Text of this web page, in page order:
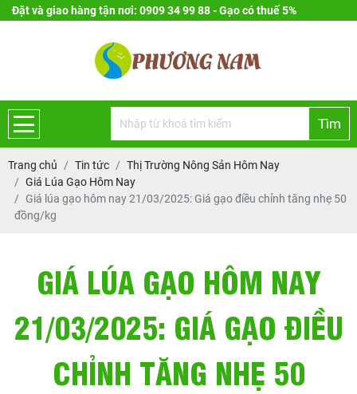
Đặt và giao hàng tận nơi: 0909 34 99 88 - Gạo có thuế 5%
Tìm
Trang chủ Tin tức
Thị Trường Nông Sản Hôm Nay
Giá Lúa Gạo Hôm Nay
Giá lúa gạo hôm nay 21/03/2025: Giá gạo điều chỉnh tăng nhẹ 50
đồng/kg
GIÁ LÚA GẠO HÔM NAY
21/03/2025: GIÁ GẠO ĐIỀU
CHỈNH TĂNG NHẸ 50